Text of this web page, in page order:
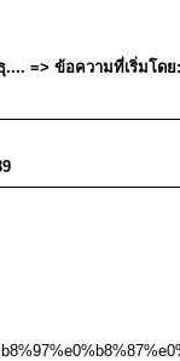
=> ข้อความที่เริ่มโด